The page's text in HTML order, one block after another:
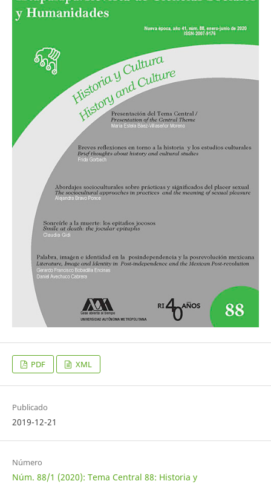
PDF XML
Publicado
2019-12-21
Número
Núm. 88/1 (2020): Tema Central 88: Historia y